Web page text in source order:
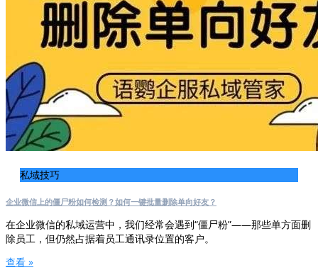
私域技巧
企业微信上的僵尸粉如何检测？如何一键批量删除单向好友？
在企业微信的私域运营中，我们经常会遇到“僵尸粉”——那些单方面删
除员工，但仍然占据着员工通讯录位置的客户。
查看 »